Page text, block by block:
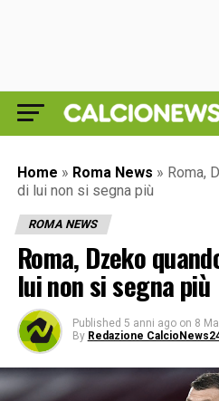
Home » Roma News » Roma,
di lui non si segna più
ROMA NEWS
Roma, Dzeko
lui non si segna più
Published 5 anni ago on 8
By Redazione